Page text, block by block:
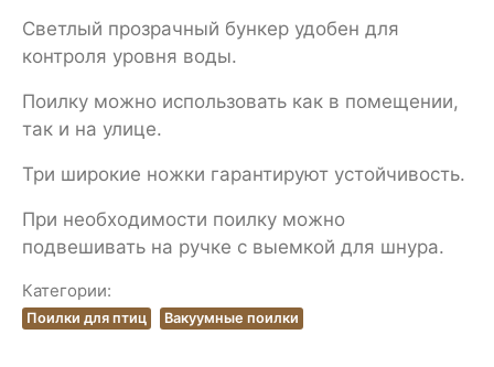
Светлый прозрачный бункер удобен для
контроля уровня воды.
Поилку можно использовать как в помещении,
так и на улице.
Три широкие ножки гарантируют устойчивость.
При необходимости поилку можно
подвешивать на ручке с выемкой для шнура.
Категории:
Поилки для птиц Вакуумные поилки